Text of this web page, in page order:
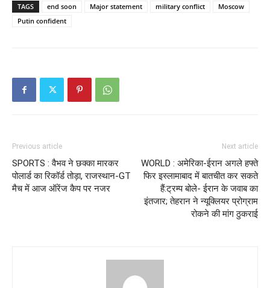
TAGS end soon Major statement military conflict
Moscow
Putin confident
Previous article
SPORTS : वैभव ने छक्का मारकर
पोलार्ड का रिकॉर्ड तोड़ा, राजस्थान-GT
मैच में आज ऑरेंज कैप पर नजर
Next article
WORLD : अमेरिका-ईरान अगले हफ्ते
फिर इस्लामाबाद में बातचीत कर सकते
हैं:ट्रम्प बोले- ईरान के जवाब का
इंतजार; तेहरान ने न्यूक्लियर प्रोग्राम
रोकने की मांग ठुकराई